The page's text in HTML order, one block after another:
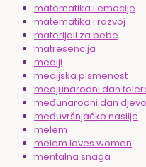
matematika i emocije
matematika i razvoj
materijali za bebe
matresencija
mediji
medijska pismenost
medjunarodni dan
međunarodni dan
međuvršnjačko nasilje
melem
melem loves women
mentalna snaga